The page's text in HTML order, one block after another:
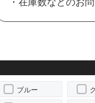
ブルー